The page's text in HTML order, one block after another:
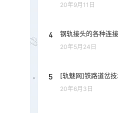
20年9月11日
4 钢轨接头的各种连
20年5月24日
5 [轨魅网]铁路道岔
20年6月3日